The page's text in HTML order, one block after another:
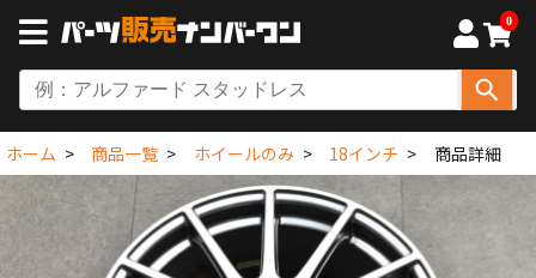
0
ホーム 商品一覧 ホイールのみ 18インチ 商品詳細